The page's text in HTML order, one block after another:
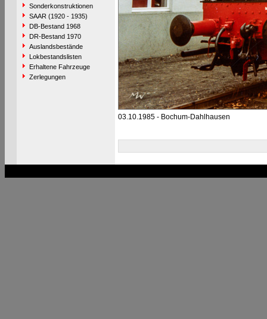
Sonderkonstruktionen
SAAR (1920 - 1935)
DB-Bestand 1968
DR-Bestand 1970
Auslandsbestände
Lokbestandslisten
Erhaltene Fahrzeuge
Zerlegungen
03.10.1985 - Bochum-Dahlhausen